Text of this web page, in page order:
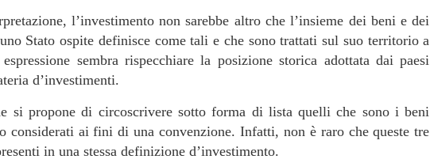
l’investimento non sarebbe altro che l’insieme dei beni e dei
Stato ospite definisce come tali e che sono trattati sul suo territorio a
sembra rispecchiare la posizione storica adottata dai paesi
d’investimenti.
si propone di circoscrivere sotto forma di lista quelli che sono i beni
considerati ai fini di una convenzione. Infatti, non è raro che queste tre
in una stessa definizione d’investimento.